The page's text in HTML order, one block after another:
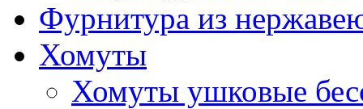
Фурнитура из
Хомуты
Хомуты ушковые